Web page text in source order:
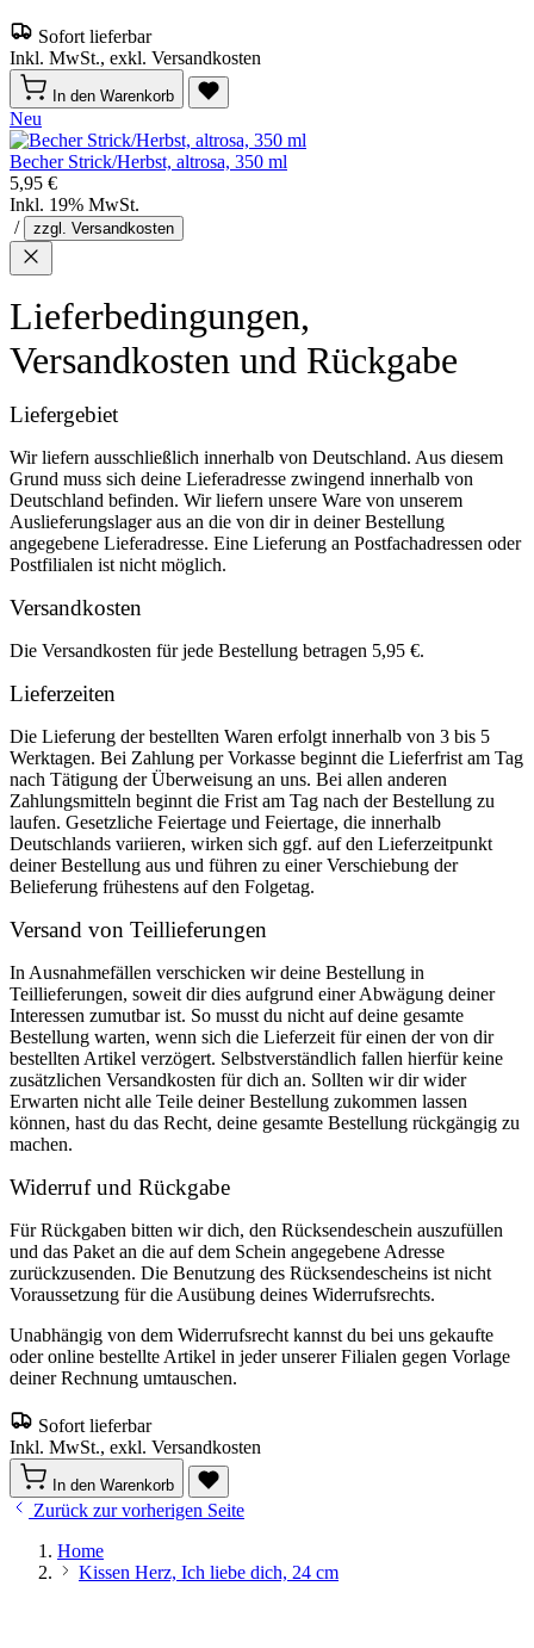
Sofort lieferbar
Inkl. MwSt., exkl. Versandkosten
In den Warenkorb
Neu
Becher Strick/Herbst, altrosa, 350 ml
5,95 €
Inkl. 19% MwSt.
/
zzgl. Versandkosten
Lieferbedingungen,
Versandkosten und Rückgabe
Liefergebiet
Wir liefern ausschließlich innerhalb von Deutschland. Aus diesem
Grund muss sich deine Lieferadresse zwingend innerhalb von
Deutschland befinden. Wir liefern unsere Ware von unserem
Auslieferungslager aus an die von dir in deiner Bestellung
angegebene Lieferadresse. Eine Lieferung an Postfachadressen oder
Postfilialen ist nicht möglich.
Versandkosten
Die Versandkosten für jede Bestellung betragen 5,95 €.
Lieferzeiten
Die Lieferung der bestellten Waren erfolgt innerhalb von 3 bis 5
Werktagen. Bei Zahlung per Vorkasse beginnt die Lieferfrist am Tag
nach Tätigung der Überweisung an uns. Bei allen anderen
Zahlungsmitteln beginnt die Frist am Tag nach der Bestellung zu
laufen. Gesetzliche Feiertage und Feiertage, die innerhalb
Deutschlands variieren, wirken sich ggf. auf den Lieferzeitpunkt
deiner Bestellung aus und führen zu einer Verschiebung der
Belieferung frühestens auf den Folgetag.
Versand von Teillieferungen
In Ausnahmefällen verschicken wir deine Bestellung in
Teillieferungen, soweit dir dies aufgrund einer Abwägung deiner
Interessen zumutbar ist. So musst du nicht auf deine gesamte
Bestellung warten, wenn sich die Lieferzeit für einen der von dir
bestellten Artikel verzögert. Selbstverständlich fallen hierfür keine
zusätzlichen Versandkosten für dich an. Sollten wir dir wider
Erwarten nicht alle Teile deiner Bestellung zukommen lassen
können, hast du das Recht, deine gesamte Bestellung rückgängig zu
machen.
Widerruf und Rückgabe
Für Rückgaben bitten wir dich, den Rücksendeschein auszufüllen
und das Paket an die auf dem Schein angegebene Adresse
zurückzusenden. Die Benutzung des Rücksendescheins ist nicht
Voraussetzung für die Ausübung deines Widerrufsrechts.
Unabhängig von dem Widerrufsrecht kannst du bei uns gekaufte
oder online bestellte Artikel in jeder unserer Filialen gegen Vorlage
deiner Rechnung umtauschen.
Sofort lieferbar
Inkl. MwSt., exkl. Versandkosten
In den Warenkorb
Zurück zur vorherigen Seite
Home
Kissen Herz, Ich liebe dich, 24 cm